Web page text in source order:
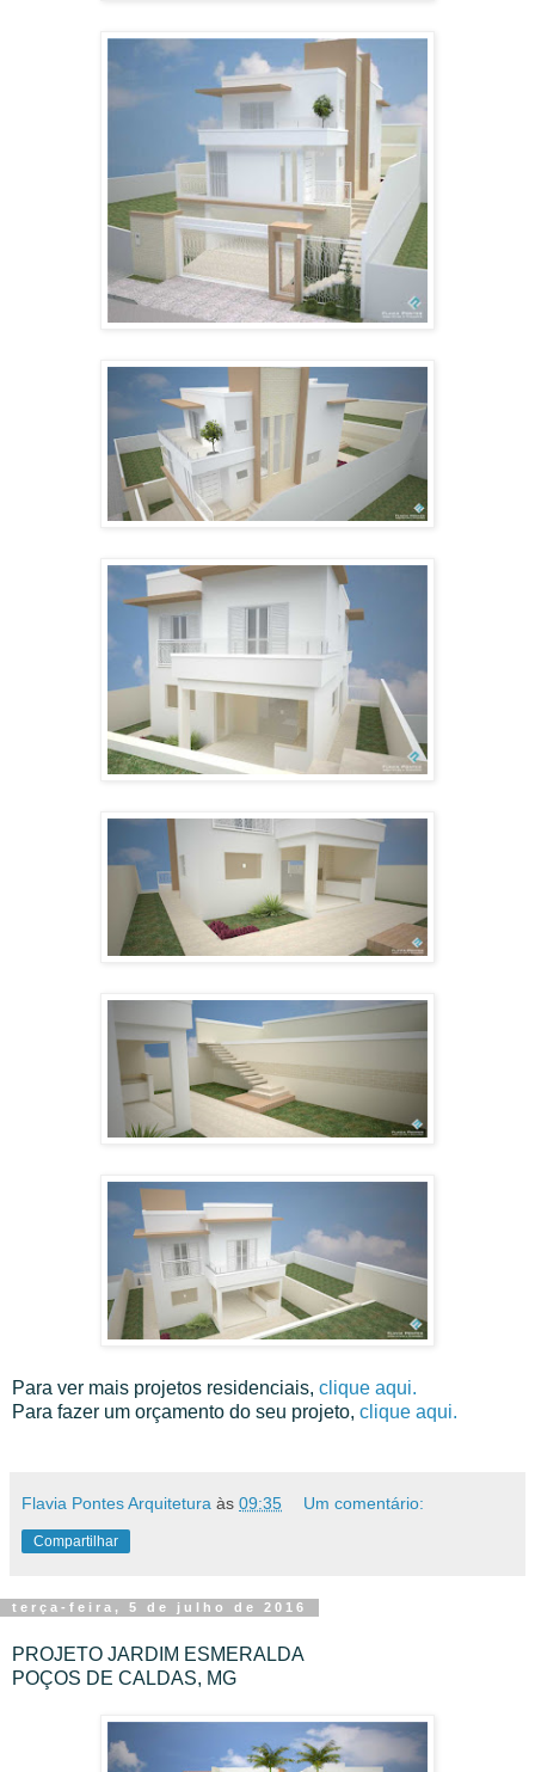
Para ver mais projetos residenciais, clique aqui.
Para fazer um orçamento do seu projeto, clique aqui.
Flavia Pontes Arquitetura às 09:35 Um comentário:
Compartilhar
terça-feira, 5 de julho de 2016
PROJETO JARDIM ESMERALDA
POÇOS DE CALDAS, MG